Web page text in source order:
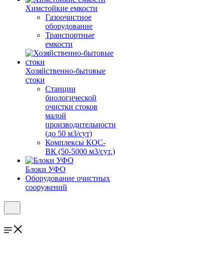
Химстойкие емкости
Газоочистное
оборудование
Транспортные
емкости
Хозяйственно-бытовые
стоки
Станции
биологической
очистки стоков
малой
производительности
(до 50 м3/сут)
Комплексы КОС-
ВК (50-5000 м3/сут.)
Блоки УФО
Оборудование очистных
сооружений